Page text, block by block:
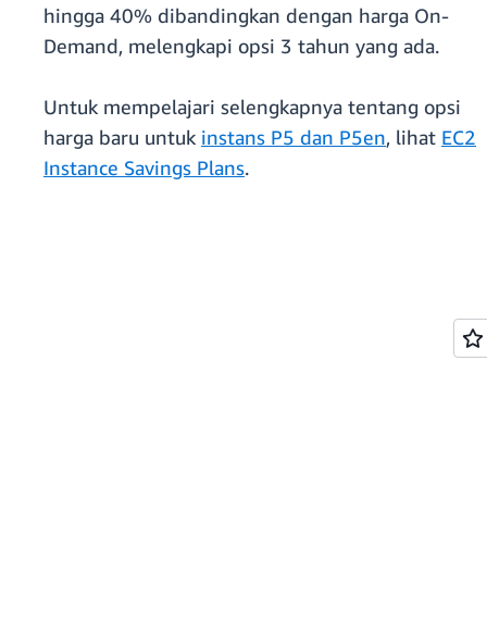
hingga 40% dibandingkan dengan harga On-
Demand, melengkapi opsi 3 tahun yang ada.
Untuk mempelajari selengkapnya tentang opsi
harga baru untuk instans P5 dan P5en, lihat EC2
Instance Savings Plans.